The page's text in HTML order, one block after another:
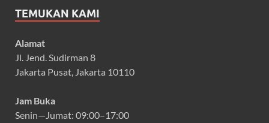
TEMUKAN KAMI
Alamat
Jl. Jend. Sudirman 8
Jakarta Pusat, Jakarta 10110
Jam Buka
Senin—Jumat: 09:00–17:00